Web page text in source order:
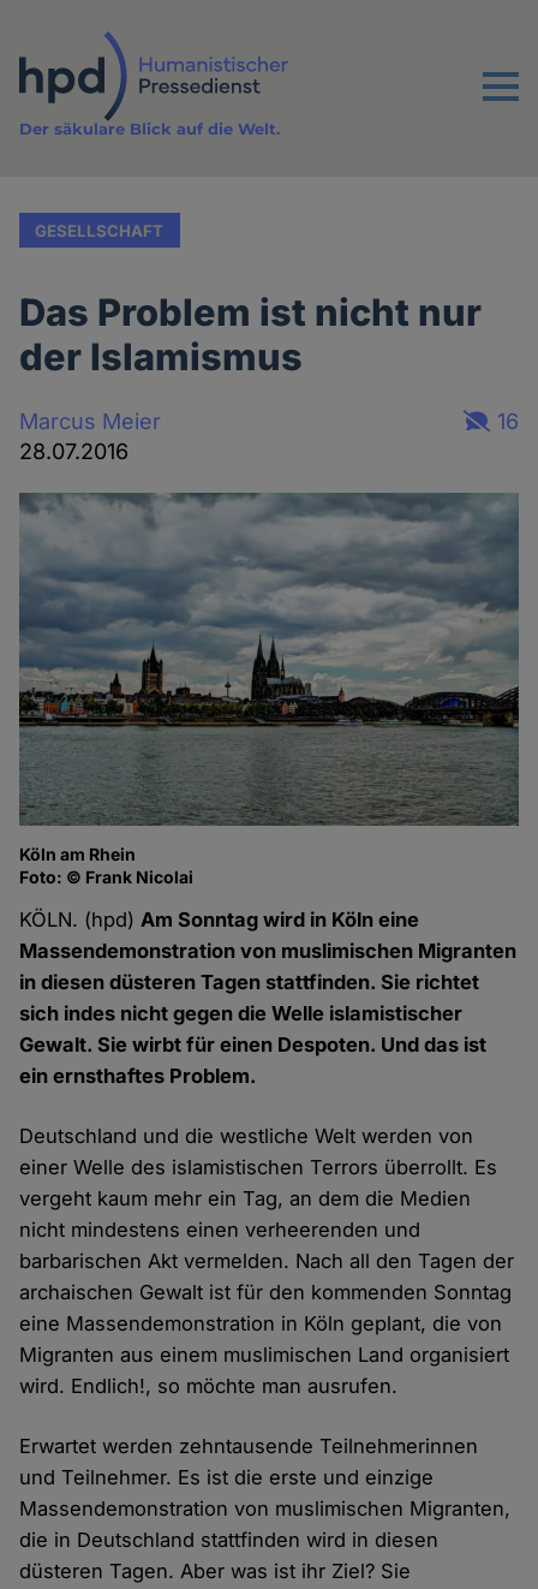
Inhalt
Menu
Der säkulare Blick auf die Welt.
GESELLSCHAFT
Das Problem ist nicht nur
der Islamismus
Marcus Meier
28.07.2016
16
Köln am Rhein
Foto: © Frank Nicolai
KÖLN. (hpd)Am Sonntag wird in Köln eine
Massendemonstration von muslimischen Migranten
in diesen düsteren Tagen stattfinden. Sie richtet
sich indes nicht gegen die Welle islamistischer
Gewalt. Sie wirbt für einen Despoten. Und das ist
ein ernsthaftes Problem.
Deutschland und die westliche Welt werden von
einer Welle des islamistischen Terrors überrollt. Es
vergeht kaum mehr ein Tag, an dem die Medien
nicht mindestens einen verheerenden und
barbarischen Akt vermelden. Nach all den Tagen der
archaischen Gewalt ist für den kommenden Sonntag
eine Massendemonstration in Köln geplant, die von
Migranten aus einem muslimischen Land organisiert
wird. Endlich!, so möchte man ausrufen.
Erwartet werden zehntausende Teilnehmerinnen
und Teilnehmer. Es ist die erste und einzige
Massendemonstration von muslimischen Migranten,
die in Deutschland stattfinden wird in diesen
düsteren Tagen. Aber was ist ihr Ziel? Sie